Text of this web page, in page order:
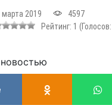
марта 2019
4597
Рейтинг: 1 (Голосов: